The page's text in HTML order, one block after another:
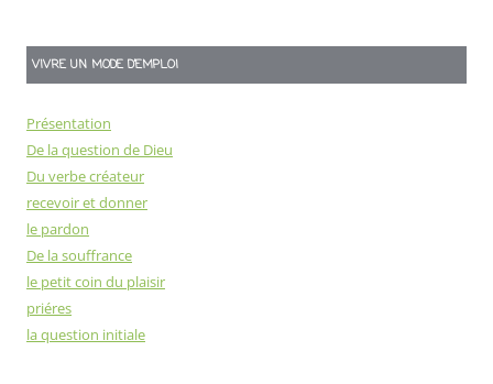
VIVRE UN MODE D’EMPLOI
Présentation
De la question de Dieu
Du verbe créateur
recevoir et donner
le pardon
De la souffrance
le petit coin du plaisir
priéres
la question initiale